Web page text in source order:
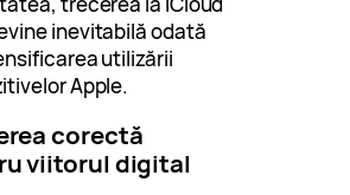
inevitabilă odată
utilizării
Apple.
corectă
viitorul digital